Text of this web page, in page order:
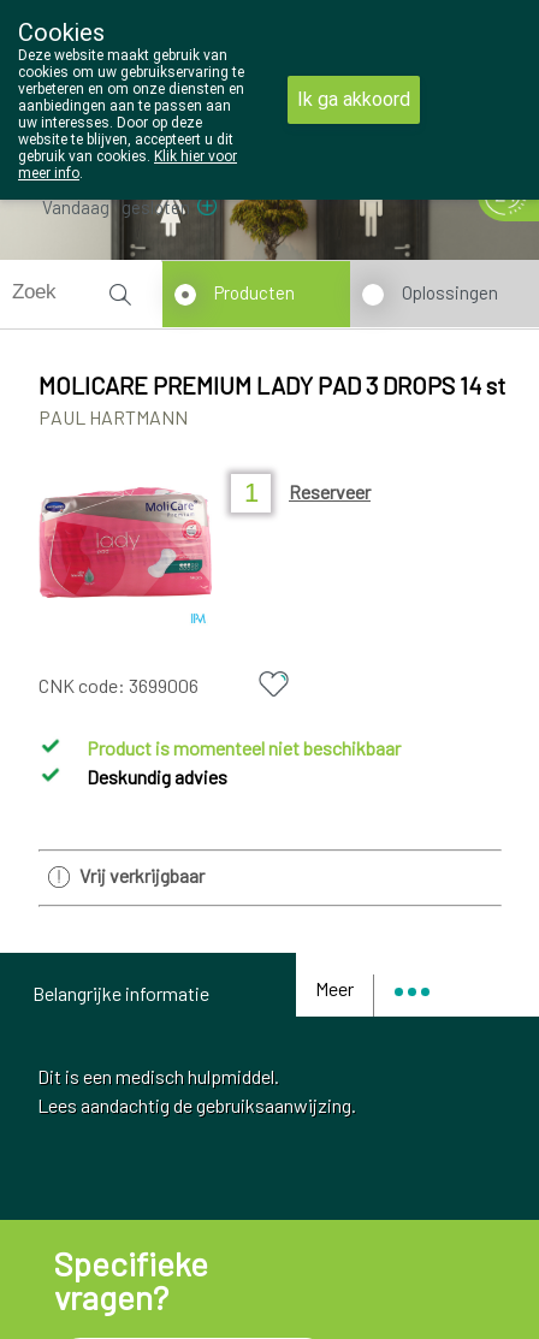
014/810298
Vandaag gesloten
Producten Oplossingen
MOLICARE PREMIUM LADY PAD 3 DROPS 14 st
PAUL HARTMANN
Reserveer
CNK code: 3699006
Product is momenteel niet beschikbaar
Deskundig advies
Vrij verkrijgbaar
Meer
Belangrijke informatie
Dit is een medisch hulpmiddel.
Lees aandachtig de gebruiksaanwijzing.
Specifieke
vragen?
Cookies
Deze website maakt gebruik van
cookies om uw gebruikservaring te
verbeteren en om onze diensten en
aanbiedingen aan te passen aan
uw interesses. Door op deze
website te blijven, accepteert u dit
gebruik van cookies. Klik hier voor
meer info.
Ik ga akkoord